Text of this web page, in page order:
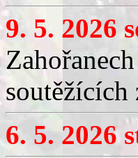
9. 5. 2026
6. 5. 2026